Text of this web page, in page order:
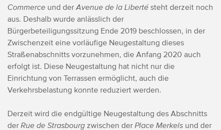
Commerce und der Avenue de la Liberté steht derzeit noch
aus. Deshalb wurde anlässlich der
Bürgerbeteiligungssitzung Ende 2019 beschlossen, in der
Zwischenzeit eine vorläufige Neugestaltung dieses
Straßenabschnitts vorzunehmen, die Anfang 2020 auch
erfolgt ist. Diese Neugestaltung hat nicht nur die
Einrichtung von Terrassen ermöglicht, auch die
Verkehrsbelastung konnte reduziert werden.
Derzeit wird die endgültige Neugestaltung des Abschnitts
der Rue de Strasbourg zwischen der Place Merkels und der